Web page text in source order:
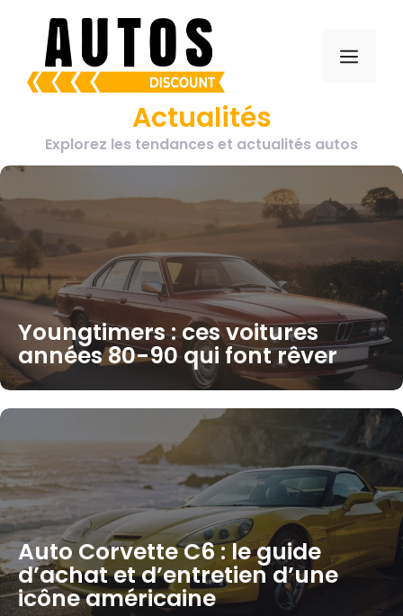
contenu
Menu
Actualités
Explorez les tendances et actualités autos
Youngtimers : ces voitures
années 80-90 qui font rêver
Auto Corvette C6 : le guide
d’achat et d’entretien d’une
icône américaine